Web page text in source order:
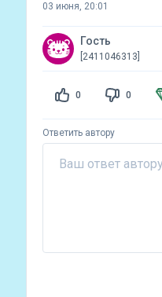
03 июня, 20:01
Гость
[2411046313]
0 0
Ответить автору